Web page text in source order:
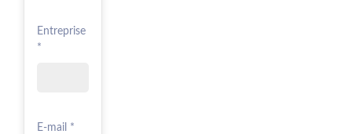
Entreprise
*
E-mail *